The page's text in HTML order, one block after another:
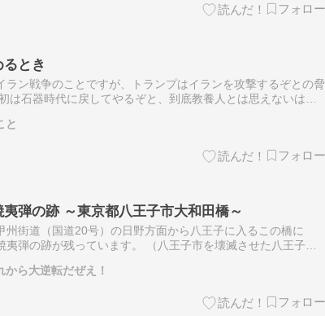
とき
ラン戦争のことですが、トランプはイランを攻撃するぞとの脅
は石器時代に戻してやるぞと、到底教養人とは思えないは発
と
弾の跡 ～東京都八王子市大和田橋～
街道（国道20号）の日野方面から八王子に入るこの橋に
夷弾の跡が残っています。 （八王子市を壊滅させた八王子空
ら大逆転だぜえ！